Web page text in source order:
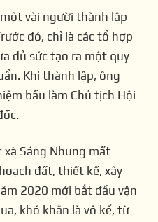
vài người thành lập
đó, chỉ là các tổ hợp
đủ sức tạo ra một quy
Khi thành lập, ông
bầu làm Chủ tịch Hội
Sáng Nhung mất
đất, thiết kế, xây
2020 mới bắt đầu vận
khó khăn là vô kể, từ